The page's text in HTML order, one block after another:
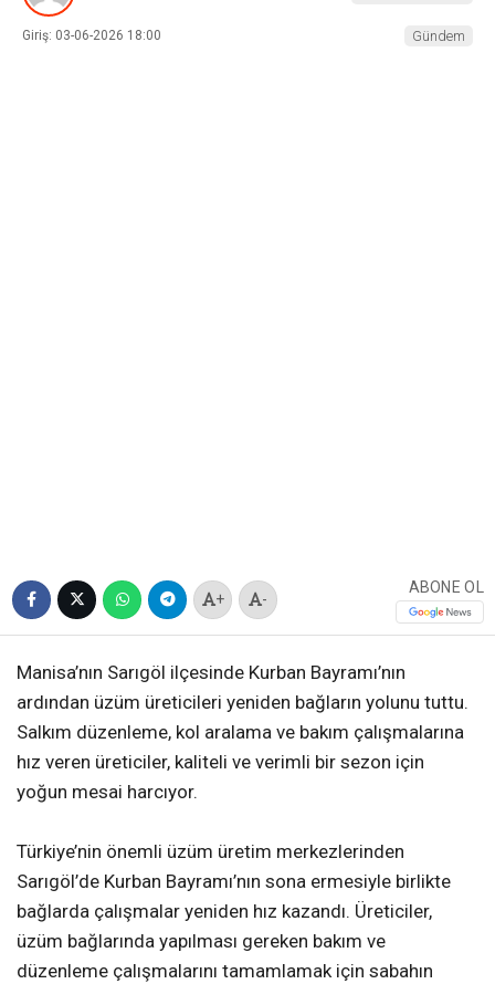
Giriş: 03-06-2026 18:00 Gündem
+ -
ABONE OL
Manisa’nın Sarıgöl ilçesinde Kurban Bayramı’nın
ardından üzüm üreticileri yeniden bağların yolunu tuttu.
Salkım düzenleme, kol aralama ve bakım çalışmalarına
hız veren üreticiler, kaliteli ve verimli bir sezon için
yoğun mesai harcıyor.
Türkiye’nin önemli üzüm üretim merkezlerinden
Sarıgöl’de Kurban Bayramı’nın sona ermesiyle birlikte
bağlarda çalışmalar yeniden hız kazandı. Üreticiler,
üzüm bağlarında yapılması gereken bakım ve
düzenleme çalışmalarını tamamlamak için sabahın